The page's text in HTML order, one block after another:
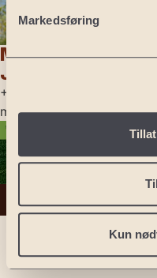
Markedsføring
Kun
Maria
Javery
+47 974 18 313
mj@nexthole.com